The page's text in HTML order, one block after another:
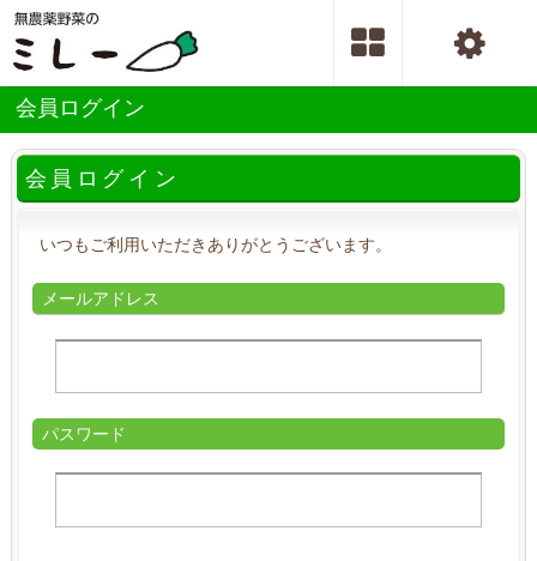
会員ログイン
会員ログイン
いつもご利用いただきありがとうございます。
メールアドレス
パスワード